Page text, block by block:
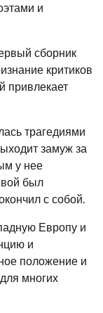
и
сборник
критиков
привлекает
трагедиями
замуж за
у нее
был
с собой.
Европу и
и
положение и
многих